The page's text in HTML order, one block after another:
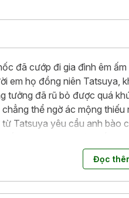
đã cướp đi gia đình êm
em họ đồng niên Tatsuya,
tưởng đã rũ bỏ được quá
thể ngờ ác mộng
Tatsuya yêu cầu anh bào
chơi của riêng hắn.
kẻ đang trốn chạy?
Đọc